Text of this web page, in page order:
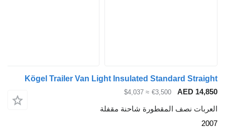
Kögel Trailer Van Light Insulated Standard Straight
AED 14,850
€3,500
≈ $4,037
العربات نصف المقطورة شاحنة مقفلة
2007